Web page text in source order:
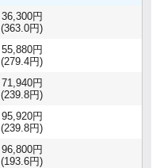
36,300円
(363.0円)
55,880円
(279.4円)
71,940円
(239.8円)
95,920円
(239.8円)
96,800円
(193.6円)